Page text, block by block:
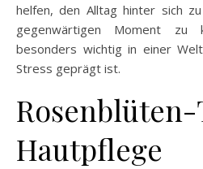
helfen, den Alltag hinter sich
gegenwärtigen Moment zu
besonders wichtig in einer
Stress geprägt ist.
Rosenblüten-
Hautpflege